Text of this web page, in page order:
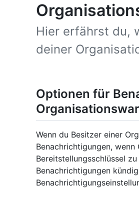
Hier erfährst du,
deiner
Optionen für
Wenn du Besitzer einer
Benachrichtigungen,
Bereitstellungsschlüssel
Benachrichtigungen